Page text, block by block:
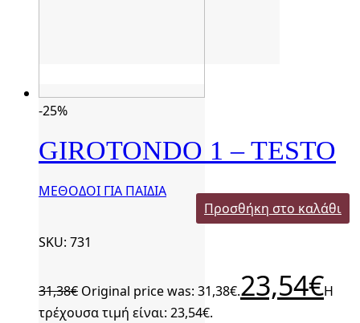
-25%
GIROTONDO 1 – TESTO
ΜΕΘΟΔΟΙ ΓΙΑ ΠΑΙΔΙΑ
Προσθήκη στο καλάθι
SKU: 731
31,38€ Original price was: 31,38€.23,54€Η
τρέχουσα τιμή είναι: 23,54€.